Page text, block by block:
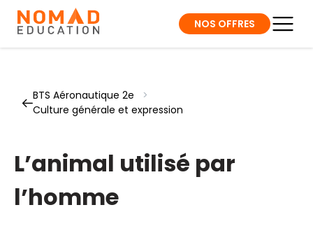
NOS OFFRES
BTS Aéronautique 2e
>
Culture générale et expression
L’animal utilisé par
l’homme